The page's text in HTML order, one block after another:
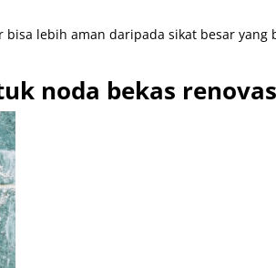
lebih aman daripada sikat besar yang
noda bekas